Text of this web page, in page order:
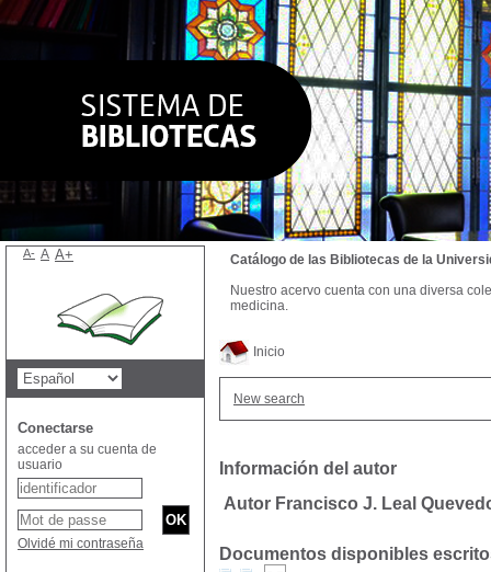
Inicio
New search
Información del autor
Autor Francisco J. Leal
Documentos disponibles
Catálogo de las Bibliotecas de la
Nuestro acervo cuenta con una diversa
medicina.
A- A A+
Conectarse
acceder a su cuenta de
usuario
Olvidé mi contraseña